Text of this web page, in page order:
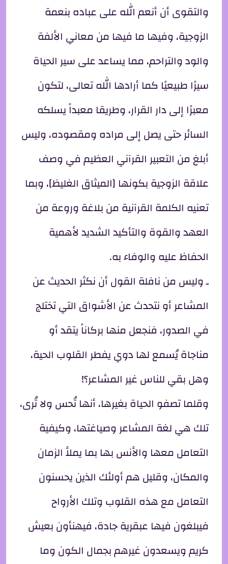
والتقوى أن أنعم الله على عباده بنعمة
الزوجية، وفيها ما فيها من معاني الألفة
والود والتراحم، مما يساعد على سير الحياة
سيرًا طبيعيًا كما أرادها الله تعالى، لتكون
معبرًا إلى دار القرار، وطريقا معبداً يسلكه
السائر حتى يصل إلى مراده ومقصوده، وليس
أبلغ من التعبير القرآني العظيم في وصف
علاقة الزوجية بكونها [الميثاق الغليظ]، وبما
تعنيه الكلمة القرآنية من بلاغة وروعة من
العهد والقوة والتأكيد الشديد لأهمية
الحفاظ عليه والوفاء به.
ـ وليس من نافلة القول أن نكثر الحديث عن
المشاعر أو نتحدث عن الأشواق التي تختلج
في الصدور، فنجعل منها بركاناً يتقد أو
مناجاة يُسمع لها دوي يفطر القلوب الحية،
وهل بقي للناس غير المشاعر؟!
وقلما تصفو الحياة بغيرها، أنها تُحس ولا تُرى،
تلك هي لغة المشاعر وصياغتها، وكيفية
التعامل معها والأنس بها بما يملأ الزمان
والمكان، وقليل هم أولئك الذين يحسنون
التعامل مع هذه القلوب وتلك الأرواح
فيبلغون فيها عبقرية جادة، فيهنأون بعيش
كريم ويسعدون غيرهم بجمال الكون وما